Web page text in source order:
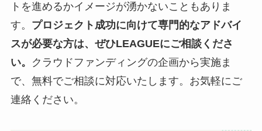
トを進めるかイメージが湧かないこともありま
す。 プロジェクト成功に向けて専門的なアドバイ
スが必要な方は、ぜひLEAGUEにご相談くださ
い。
クラウドファンディングの企画から実施ま
で、無料でご相談に対応いたします。お気軽にご
連絡ください。